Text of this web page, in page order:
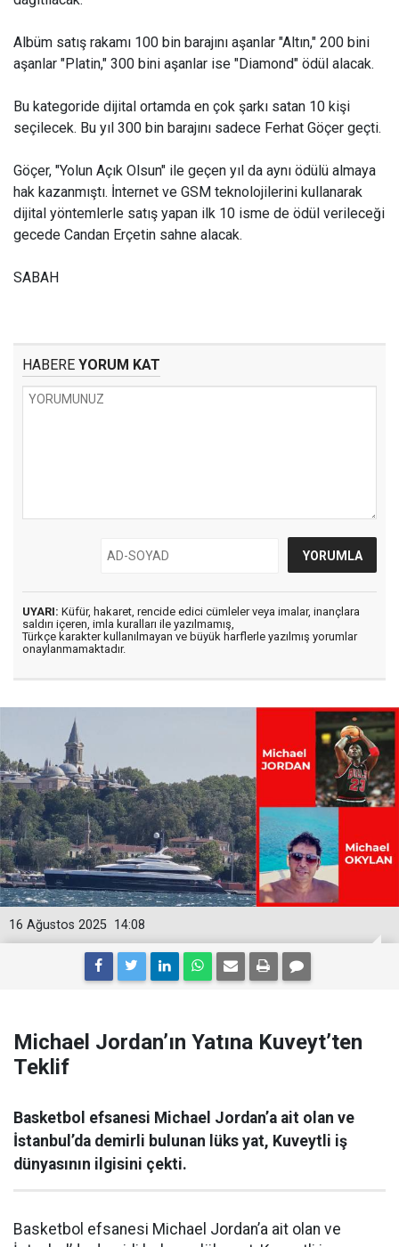
Albüm satış rakamı 100 bin barajını aşanlar "Altın," 200 bini
aşanlar "Platin," 300 bini aşanlar ise "Diamond" ödül alacak.
Bu kategoride dijital ortamda en çok şarkı satan 10 kişi
seçilecek. Bu yıl 300 bin barajını sadece Ferhat Göçer geçti.
Göçer, "Yolun Açık Olsun" ile geçen yıl da aynı ödülü almaya
hak kazanmıştı. İnternet ve GSM teknolojilerini kullanarak
dijital yöntemlerle satış yapan ilk 10 isme de ödül verileceği
gecede Candan Erçetin sahne alacak.
SABAH
HABERE YORUM KAT
UYARI: Küfür, hakaret, rencide edici cümleler veya imalar, inançlara
saldırı içeren, imla kuralları ile yazılmamış,
Türkçe karakter kullanılmayan ve büyük harflerle yazılmış yorumlar
onaylanmamaktadır.
14:08
16 Ağustos 2025
Michael Jordan’ın Yatına Kuveyt’ten
Teklif
Basketbol efsanesi Michael Jordan’a ait olan ve
İstanbul’da demirli bulunan lüks yat, Kuveytli iş
dünyasının ilgisini çekti.
Basketbol efsanesi Michael Jordan’a ait olan ve